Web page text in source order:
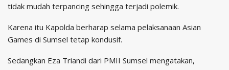
tidak mudah terpancing sehingga terjadi polemik.
Karena itu Kapolda berharap selama pelaksanaan Asian
Games di Sumsel tetap kondusif.
Sedangkan Eza Triandi dari PMII Sumsel mengatakan,